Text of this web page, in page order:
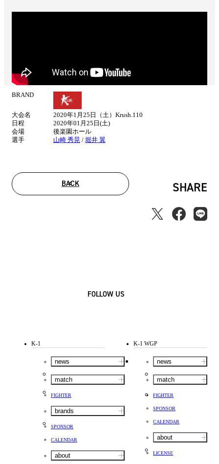
BRAND
大会名
2020年1月25日（土）Krush.110
日程
2020年01月25日(土)
会場
後楽園ホール
選手
山崎 秀晃 / 堀井 翼
BACK SHARE
FOLLOW US
K-1
news
match
FIGHTER
brands
SPONSOR
CALENDAR
about
K-1 WGP
news
match
FIGHTER
SPONSOR
CALENDAR
about
LICENSE